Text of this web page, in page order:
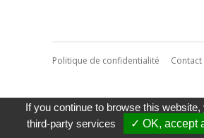
Politique de confidentialité Contact
If you continue to browse this website,
third-party services
✓ OK, accept